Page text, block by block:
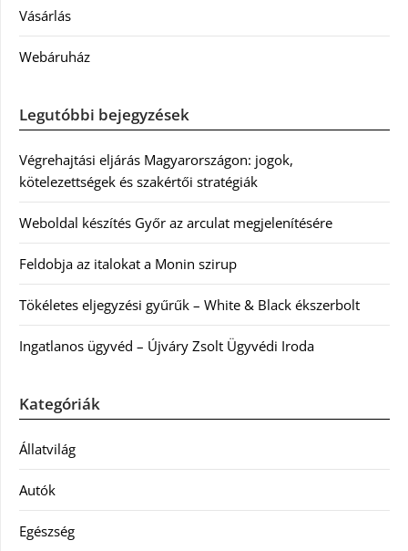
Vásárlás
Webáruház
Legutóbbi bejegyzések
Végrehajtási eljárás Magyarországon: jogok,
kötelezettségek és szakértői stratégiák
Weboldal készítés Győr az arculat megjelenítésére
Feldobja az italokat a Monin szirup
Tökéletes eljegyzési gyűrűk – White & Black ékszerbolt
Ingatlanos ügyvéd – Újváry Zsolt Ügyvédi Iroda
Kategóriák
Állatvilág
Autók
Egészség